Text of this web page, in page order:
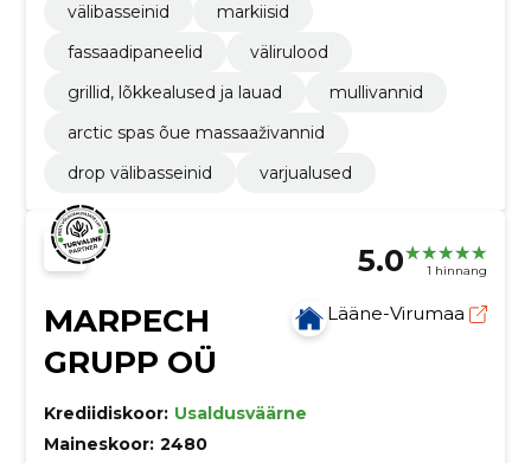
välibasseinid
markiisid
fassaadipaneelid
välirulood
grillid, lõkkealused ja lauad
mullivannid
arctic spas õue massaaživannid
drop välibasseinid
varjualused
5.0 1 hinnang
MARPECH
GRUPP OÜ
Lääne-Virumaa
Krediidiskoor: Usaldusväärne
Maineskoor: 2480